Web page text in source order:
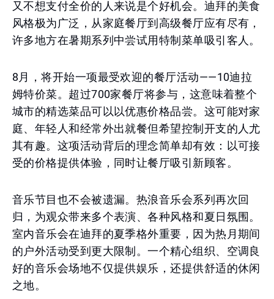
又不想支付全价的人来说是个好机会。迪拜的美食
风格极为广泛，从家庭餐厅到高级餐厅应有尽有，
许多地方在暑期系列中尝试用特制菜单吸引客人。
8月，将开始一项最受欢迎的餐厅活动——10迪拉
姆特价菜。超过700家餐厅将参与，这意味着整个
城市的精选菜品可以以优惠价格品尝。这可能对家
庭、年轻人和经常外出就餐但希望控制开支的人尤
其有趣。这项活动背后的理念简单却有效：以可接
受的价格提供体验，同时让餐厅吸引新顾客。
音乐节目也不会被遗漏。热浪音乐会系列再次回
归，为观众带来多个表演、各种风格和夏日氛围。
室内音乐会在迪拜的夏季格外重要，因为热月期间
的户外活动受到更大限制。一个精心组织、空调良
好的音乐会场地不仅提供娱乐，还提供舒适的休闲
之地。